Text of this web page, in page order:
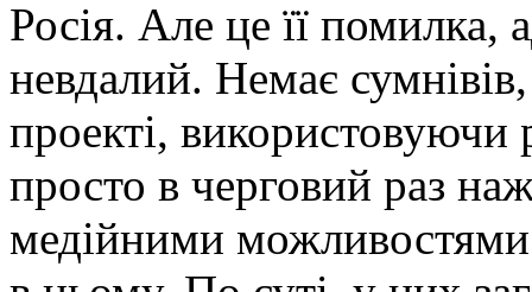
Росія. Але це її помилка,
невдалий. Немає
проекті, використовуючи
просто в черговий раз
медійними